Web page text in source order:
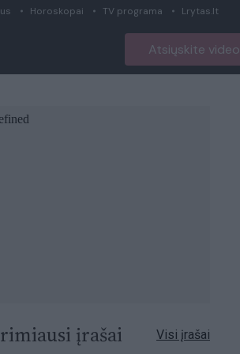
Horoskopai TV programa Lrytas.lt
Atsiųskite video
įrašai Visi įrašai